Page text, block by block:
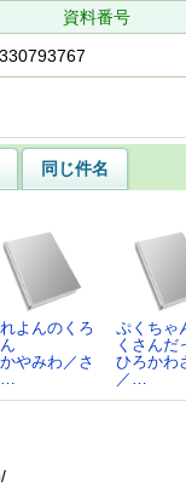
資料番号
同じ件名
れよんのくろ
やみわ／さ
…
ぷくちゃ
くさんだ
ひろかわ
／…